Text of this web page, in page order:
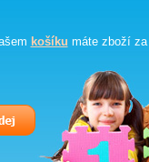
košíku máte zboží za